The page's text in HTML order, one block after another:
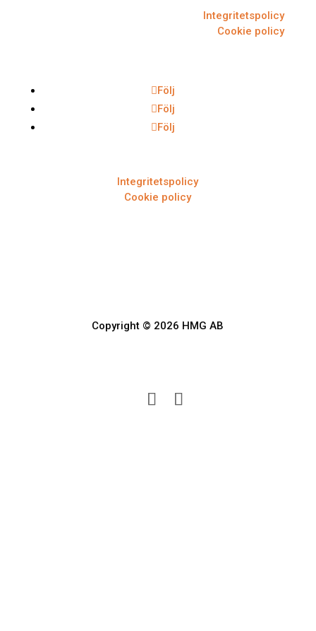
Integritetspolicy
Cookie policy
Följ
Följ
Följ
Integritetspolicy
Cookie policy
Copyright © 2026 HMG AB